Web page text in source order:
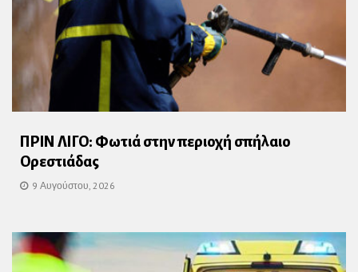
ΠΡΙΝ ΛΙΓΟ: Φωτιά στην περιοχή σπήλαιο
Ορεστιάδας
9 Αυγούστου, 2026